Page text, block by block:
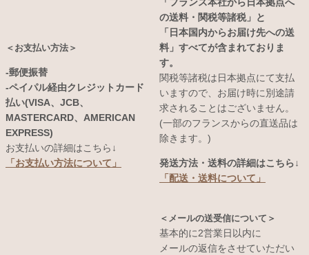
＜お支払い方法＞
-郵便振替
-ペイパル経由クレジットカード
払い(VISA、JCB、
MASTERCARD、AMERICAN
EXPRESS)
お支払いの詳細はこちら↓
「お支払い方法について」
「フランス本社から日本拠点へ
の送料・関税等諸税」と
「日本国内からお届け先への送
料」すべてが含まれておりま
す。
関税等諸税は日本拠点にて支払
いますので、お届け時に別途請
求されることはございません。
(一部のフランスからの直送品は
除きます。)
発送方法・送料の詳細はこちら↓
「配送・送料について」
＜メールの送受信について＞
基本的に2営業日以内に
メールの返信をさせていただい